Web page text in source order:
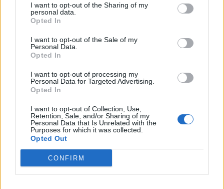
I want to opt-out of the Sharing of my
personal data.
Opted In
I want to opt-out of the Sale of my
Personal Data.
Opted In
I want to opt-out of processing my
Personal Data for Targeted Advertising.
Opted In
I want to opt-out of Collection, Use,
Retention, Sale, and/or Sharing of my
Personal Data that Is Unrelated with the
Purposes for which it was collected.
Opted Out
CONFIRM
SPAGNA FUORI CONTROLLO
Non c’è pace per Sanchez:
scoppia il caos immigrati.
Proteste di massa dopo
l’aggressione al 67enne
14/07/2025
TRIBUNALE MADRID
Ancelotti condannato in Spagna:
"Frode fiscale", che stangata